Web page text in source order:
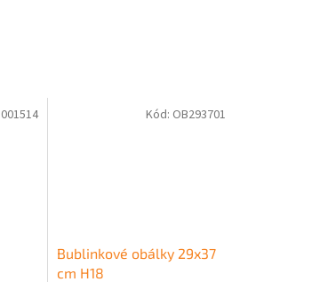
Bublinkové obálky 29x37
cm H18
Kód: OB293701